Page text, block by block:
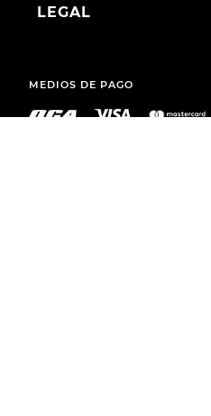
LEGAL
MEDIOS DE PAGO